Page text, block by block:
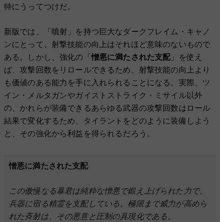
特にうってつけだ。
新版では、「噴射」を持つ巨大なダークフレイム・キャノ
ンにとって、射撃技能の向上はそれほど意味のないもので
ある。しかし、強化の「憎悪に満たされた支配」を使え
ば、攻撃回数をリロールできるため、射撃技能の向上より
も価値のある能力を手に入れられることになる。実際、ツ
イン・メルタガンやガイストストライク・ミサイル以外
の、かれらが装備できるあらゆる武器の攻撃回数はロール
結果で変化するため、タイラントをどのように装備しよう
と、その強化から利益を得られるだろう。
憎悪に満たされた支配
この傲慢なる暴君は純粋な憎悪で鍛え上げられた力で、
兵器に宿る精霊を支配している。極限まで威力が高めら
れた斉射は、その悪意と圧制の具現化である。